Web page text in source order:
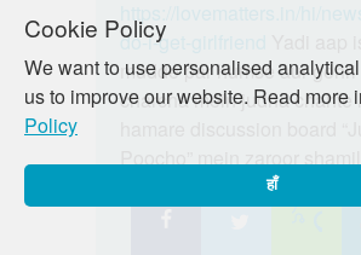
Cookie Policy
We want to use personalised
us to improve our website. Read more
Policy
हाँ
do-i-get-girlfriend
mudde par humse aur gehri
charcha mein judna chahte
Poocho” mein zaroor
https://lovematters.in/en/forum